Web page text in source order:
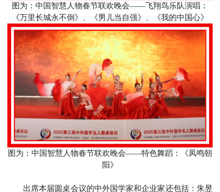
图为：中国智慧人物春节联欢晚会——飞翔鸟乐队演唱：
《万里长城永不倒》、《男儿当自强》、《我的中国心》
图为：中国智慧人物春节联欢晚会——特色舞蹈：《凤鸣朝
阳》
出席本届圆桌会议的中外国学家和企业家还包括：朱昱